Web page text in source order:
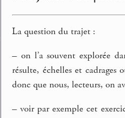
La question du trajet :
– on l’a souvent explorée
résulte, échelles et
donc que nous, lecteurs, on
– voir par exemple cet